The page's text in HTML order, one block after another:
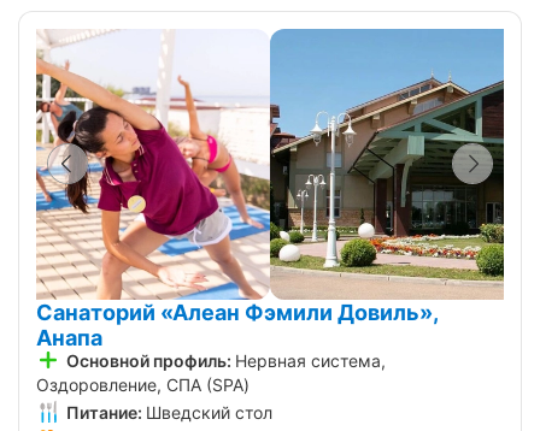
Санаторий «Алеан Фэмили Довиль»,
Анапа
Основной профиль: Нервная система,
Оздоровление, СПА (SPA)
Питание: Шведский стол